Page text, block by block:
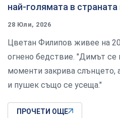
най-голямата в
28 Юли, 2026
Цветан Филипов живее на
огнено бедствие. "Димът се
моменти закрива слънцето,
и пушек също се усеща."
ПРОЧЕТИ ОЩЕ